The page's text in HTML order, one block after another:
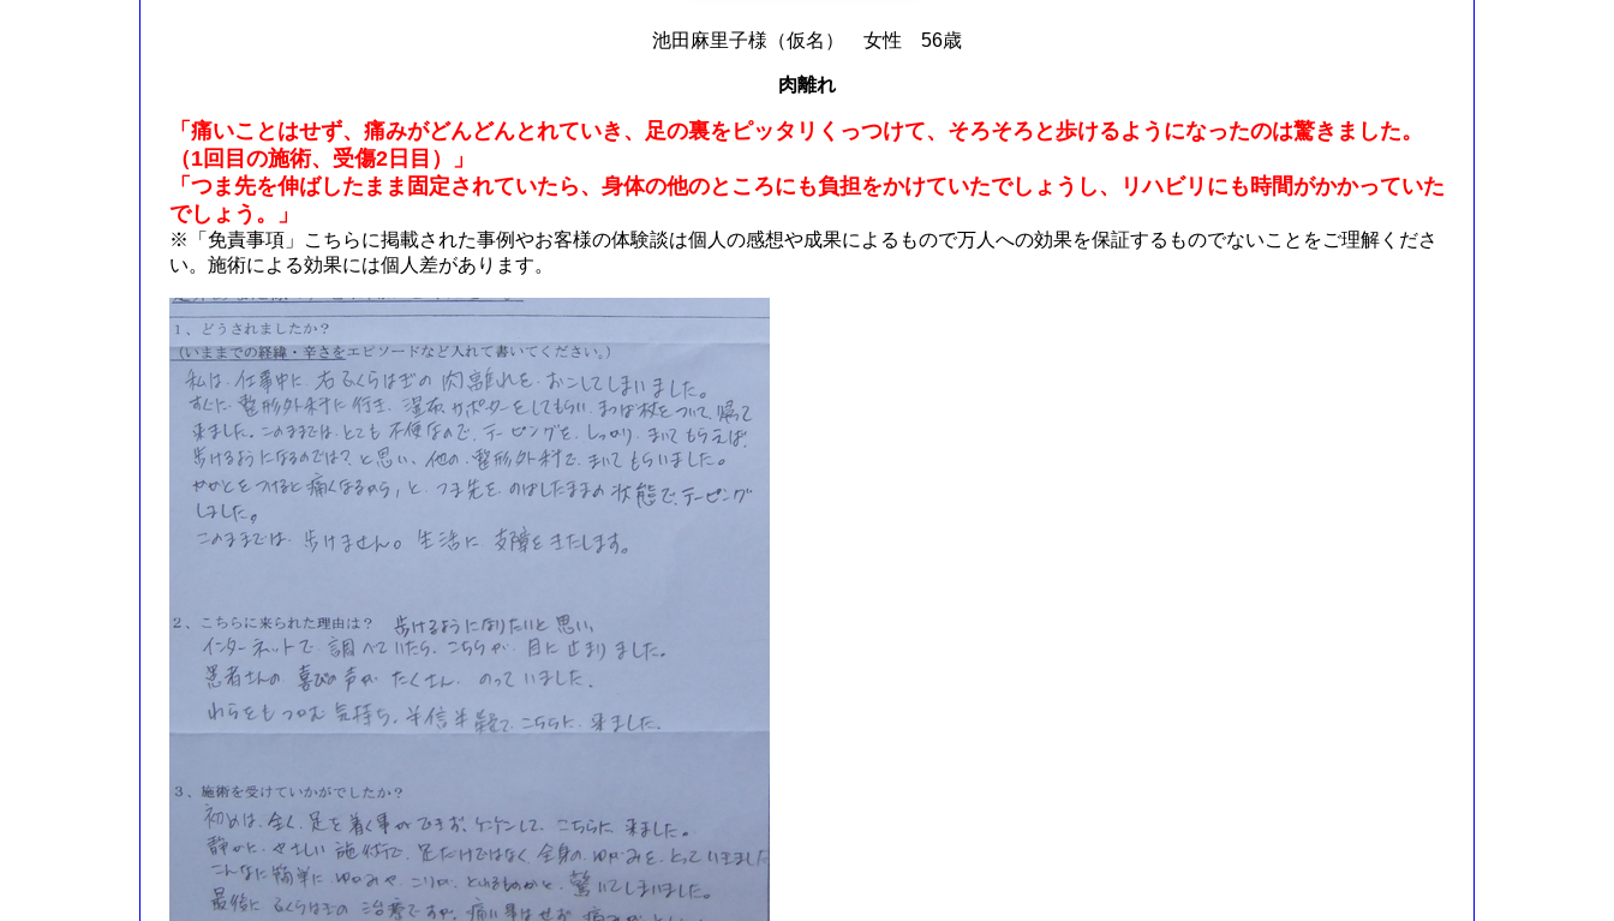
池田麻里子様（仮名） 女性 56歳
肉離れ
「痛いことはせず、痛みがどんどんとれていき、足の裏をピッタリくっつけて、そろそろと歩けるようになったのは驚きました。
（1回目の施術、受傷2日目）」
「つま先を伸ばしたまま固定されていたら、身体の他のところにも負担をかけていたでしょうし、リハビリにも時間がかかっていた
でしょう。」
※「免責事項」こちらに掲載された事例やお客様の体験談は個人の感想や成果によるもので万人への効果を保証するものでないことをご理解くださ
い。施術による効果には個人差があります。